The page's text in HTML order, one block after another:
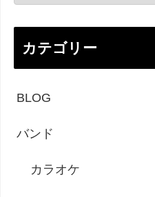
カテゴリー
BLOG
バンド
カラオケ